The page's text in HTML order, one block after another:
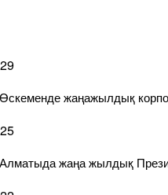
Өскеменде жаңажылдық
Алматыда жаңа жылдық